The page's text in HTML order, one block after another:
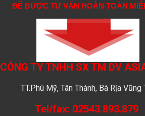
ĐỂ ĐƯỢC TƯ VẤN HOÀN TOÀN
CÔNG TY TNHH SX TM DV
TT.Phú Mỹ, Tân Thành, Bà Rịa Vũng
Tel/fax: 02543.893.879